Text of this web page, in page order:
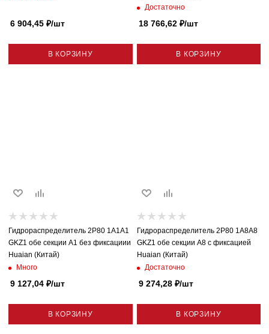
6 904,45 ₽/шт
В КОРЗИНУ
Достаточно
18 766,62₽/шт
В КОРЗИНУ
Гидрораспределитель 2P80 1A1A1
GKZ1 обе секции A1 без фиксациии
Huaian (Китай)
Много
9 127,04 ₽/шт
В КОРЗИНУ
Гидрораспределитель 2P80 1A8A8
GKZ1 обе секции A8 с фиксацией
Huaian (Китай)
Достаточно
9 274,28₽/шт
В КОРЗИНУ